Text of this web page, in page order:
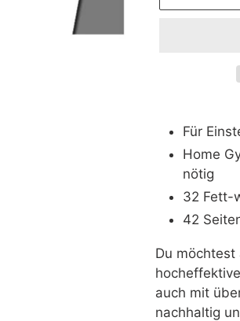
wird
Warenkorb
hinzugefügt
Für
Home
nötig
32 Fett-
42
Du möchtest
auch mit
nachhaltig